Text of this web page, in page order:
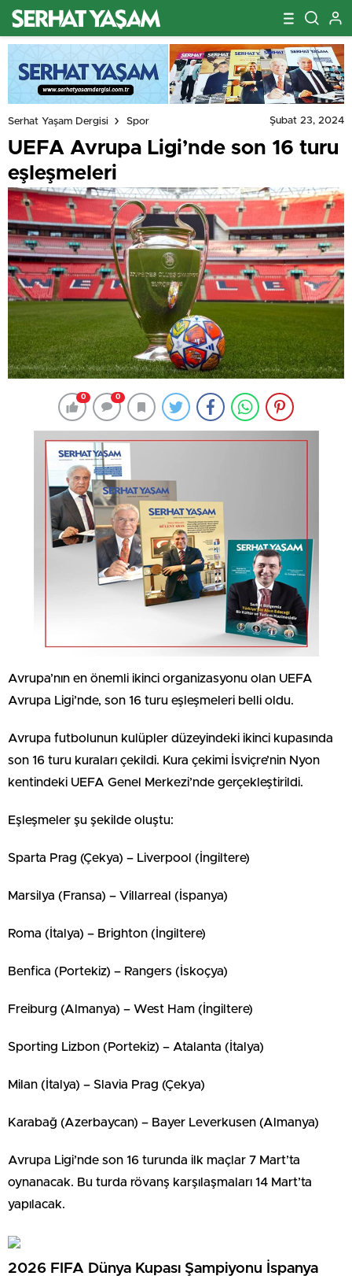
Serhat Yaşam Dergisi Spor Şubat 23, 2024
UEFA Avrupa Ligi’nde son 16 turu
eşleşmeleri
0 0
Avrupa’nın en önemli ikinci organizasyonu olan UEFA
Avrupa Ligi’nde, son 16 turu eşleşmeleri belli oldu.
Avrupa futbolunun kulüpler düzeyindeki ikinci kupasında
son 16 turu kuraları çekildi. Kura çekimi İsviçre’nin Nyon
kentindeki UEFA Genel Merkezi’nde gerçekleştirildi.
Eşleşmeler şu şekilde oluştu:
Sparta Prag (Çekya) – Liverpool (İngiltere)
Marsilya (Fransa) – Villarreal (İspanya)
Roma (İtalya) – Brighton (İngiltere)
Benfica (Portekiz) – Rangers (İskoçya)
Freiburg (Almanya) – West Ham (İngiltere)
Sporting Lizbon (Portekiz) – Atalanta (İtalya)
Milan (İtalya) – Slavia Prag (Çekya)
Karabağ (Azerbaycan) – Bayer Leverkusen (Almanya)
Avrupa Ligi’nde son 16 turunda ilk maçlar 7 Mart’ta
oynanacak. Bu turda rövanş karşılaşmaları 14 Mart’ta
yapılacak.
2026 FIFA Dünya Kupası Şampiyonu İspanya